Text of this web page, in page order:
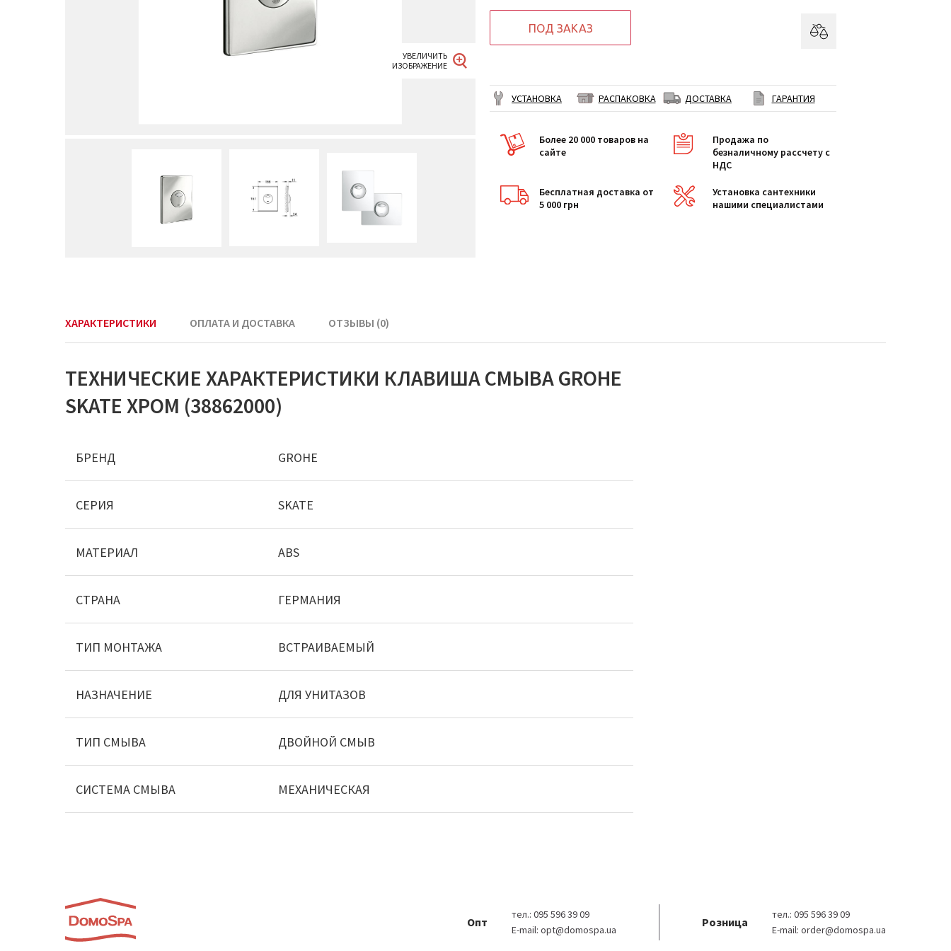
ПОД ЗАКАЗ
УСТАНОВКА РАСПАКОВКА ДОСТАВКА ГАРАНТИЯ
Более 20 000 товаров на
сайте
Продажа по
безналичному рассчету с
НДС
Бесплатная доставка от
5 000 грн
Установка сантехники
нашими специалистами
ХАРАКТЕРИСТИКИ ОПЛАТА И ДОСТАВКА ОТЗЫВЫ (0)
ТЕХНИЧЕСКИЕ ХАРАКТЕРИСТИКИ КЛАВИША СМЫВА GROHE
SKATE ХРОМ (38862000)
БРЕНД GROHE
СЕРИЯ SKATE
МАТЕРИАЛ ABS
СТРАНА ГЕРМАНИЯ
ТИП МОНТАЖА ВСТРАИВАЕМЫЙ
НАЗНАЧЕНИЕ ДЛЯ УНИТАЗОВ
ТИП СМЫВА ДВОЙНОЙ СМЫВ
СИСТЕМА СМЫВА МЕХАНИЧЕСКАЯ
Опт
тел.: 095 596 39 09
E-mail: opt@domospa.ua
Розница
тел.: 095 596 39 09
E-mail: order@domospa.ua